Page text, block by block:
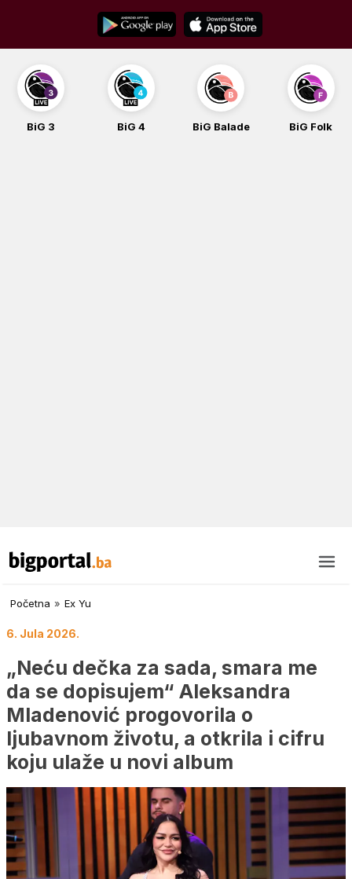
content
BiG 4 BiG Balade BiG Folk BiG iG
Početna » Ex Yu
6. Jula 2026.
„Neću dečka za sada, smara me
da se dopisujem“ Aleksandra
Mladenović progovorila o
ljubavnom životu, a otkrila i cifru
koju ulaže u novi album